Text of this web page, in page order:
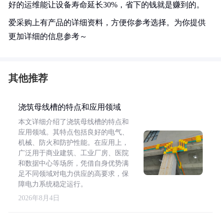
好的运维能让设备寿命延长30%，省下的钱就是赚到的。
爱采购上有产品的详细资料，方便你参考选择。为你提供
更加详细的信息参考～
其他推荐
浇筑母线槽的特点和应用领域
本文详细介绍了浇筑母线槽的特点和
应用领域。其特点包括良好的电气、
机械、防火和防护性能。在应用上，
广泛用于商业建筑、工业厂房、医院
和数据中心等场所，凭借自身优势满
足不同领域对电力供应的高要求，保
障电力系统稳定运行。
2026年8月4日